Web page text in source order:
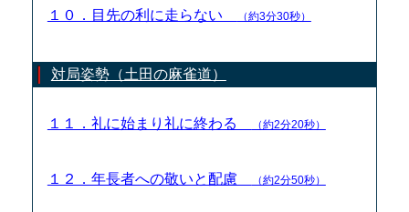
１０．目先の利に走らない （約3分30秒）
対局姿勢（土田の麻雀道）
１１．礼に始まり礼に終わる （約2分20秒）
１２．年長者への敬いと配慮 （約2分50秒）